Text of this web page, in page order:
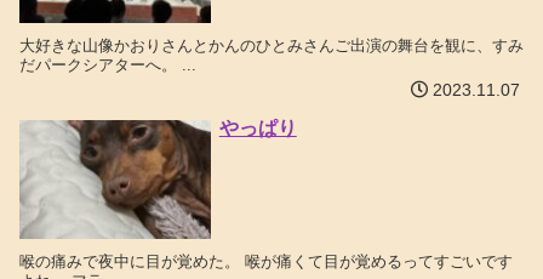
大好きな山像かおりさんとかんのひとみさんご出演の舞台を観に、すみ
だパークシアターへ。 ...
2023.11.07
やっぱり
喉の痛みで夜中に目が覚めた。 喉が痛くて目が覚めるってすごいです